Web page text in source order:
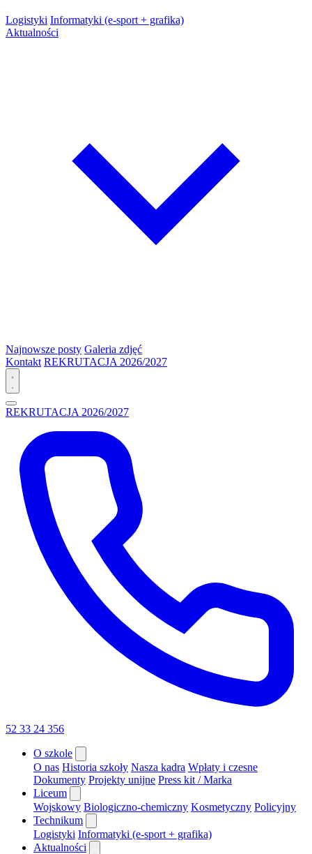
Logistyki Informatyki (e-sport + grafika)
Aktualności
Najnowsze posty Galeria zdjęć
Kontakt REKRUTACJA 2026/2027
REKRUTACJA 2026/2027
52 33 24 356
O szkole
O nas Historia szkoły Nasza kadra Wpłaty i czesne
Dokumenty Projekty unijne Press kit / Marka
Liceum
Wojskowy Biologiczno-chemiczny Kosmetyczny Policyjny
Technikum
Logistyki Informatyki (e-sport + grafika)
Aktualności